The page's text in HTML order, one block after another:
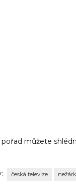
pořad můžete
česká televize